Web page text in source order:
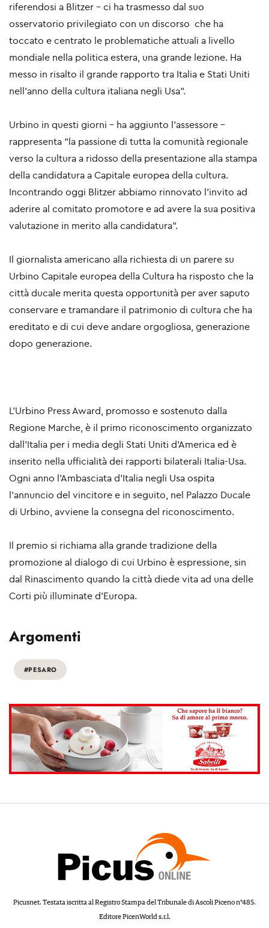
riferendosi a Blitzer - ci ha trasmesso dal suo
osservatorio privilegiato con un discorso che ha
toccato e centrato le problematiche attuali a livello
mondiale nella politica estera, una grande lezione. Ha
messo in risalto il grande rapporto tra Italia e Stati Uniti
nell'anno della cultura italiana negli Usa”.
Urbino in questi giorni – ha aggiunto l’assessore -
rappresenta “la passione di tutta la comunità regionale
verso la cultura a ridosso della presentazione alla stampa
della candidatura a Capitale europea della cultura.
Incontrando oggi Blitzer abbiamo rinnovato l’invito ad
aderire al comitato promotore e ad avere la sua positiva
valutazione in merito alla candidatura”.
Il giornalista americano alla richiesta di un parere su
Urbino Capitale europea della Cultura ha risposto che la
città ducale merita questa opportunità per aver saputo
conservare e tramandare il patrimonio di cultura che ha
ereditato e di cui deve andare orgogliosa, generazione
dopo generazione.
L’Urbino Press Award, promosso e sostenuto dalla
Regione Marche, è il primo riconoscimento organizzato
dall’Italia per i media degli Stati Uniti d’America ed è
inserito nella ufficialità dei rapporti bilaterali Italia-Usa.
Ogni anno l’Ambasciata d’Italia negli Usa ospita
l’annuncio del vincitore e in seguito, nel Palazzo Ducale
di Urbino, avviene la consegna del riconoscimento.
Il premio si richiama alla grande tradizione della
promozione al dialogo di cui Urbino è espressione, sin
dal Rinascimento quando la città diede vita ad una delle
Corti più illuminate d’Europa.
Argomenti
#PESARO
Picusnet. Testata iscritta al Registro Stampa del Tribunale di Ascoli Piceno n°485.
Editore PicenWorld s.r.l.